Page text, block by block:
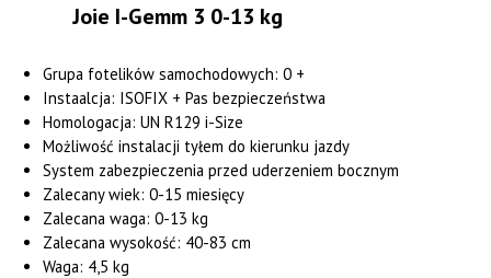
Joie I-Gemm 3 0-13 kg
Grupa fotelików samochodowych: 0 +
Instaalcja: ISOFIX + Pas bezpieczeństwa
Homologacja: UN R129 i-Size
Możliwość instalacji tyłem do kierunku jazdy
System zabezpieczenia przed uderzeniem bocznym
Zalecany wiek: 0-15 miesięcy
Zalecana waga: 0-13 kg
Zalecana wysokość: 40-83 cm
Waga: 4,5 kg